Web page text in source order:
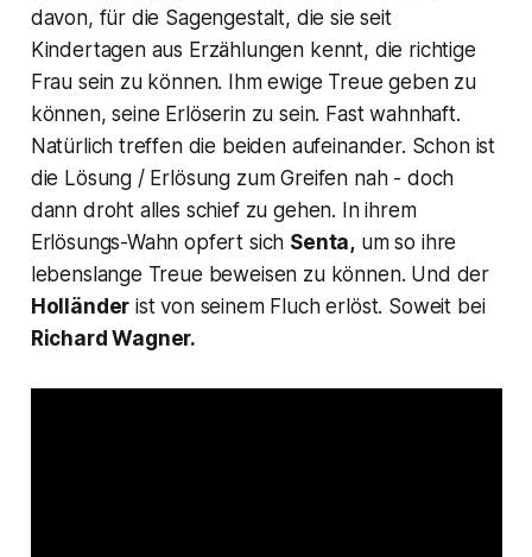
davon, für die Sagengestalt, die sie seit
Kindertagen aus Erzählungen kennt, die richtige
Frau sein zu können. Ihm ewige Treue geben zu
können, seine Erlöserin zu sein. Fast wahnhaft.
Natürlich treffen die beiden aufeinander. Schon ist
die Lösung / Erlösung zum Greifen nah - doch
dann droht alles schief zu gehen. In ihrem
Erlösungs-Wahn opfert sich Senta, um so ihre
lebenslange Treue beweisen zu können. Und der
Holländer ist von seinem Fluch erlöst. Soweit bei
Richard Wagner.